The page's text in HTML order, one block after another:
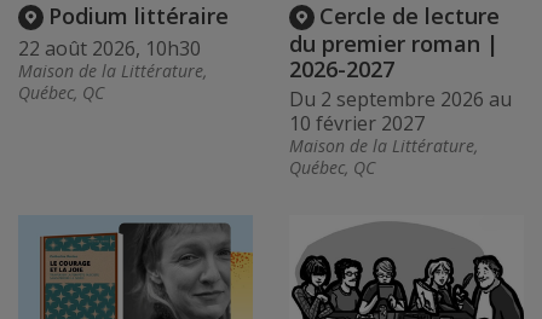
Podium littéraire
22 août 2026, 10h30
Maison de la Littérature,
Québec, QC
Cercle de lecture
du premier roman |
2026-2027
Du 2 septembre 2026 au
10 février 2027
Maison de la Littérature,
Québec, QC